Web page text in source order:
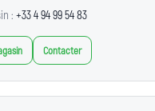
: +33 4 94 99 54 83
Contacter